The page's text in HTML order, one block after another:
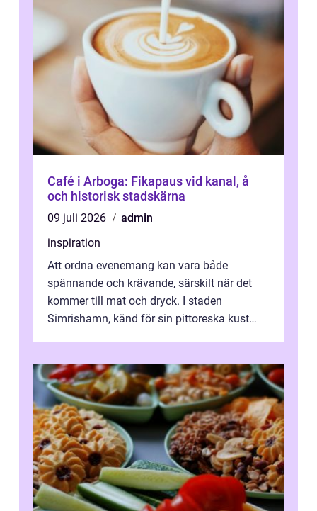
Café i Arboga: Fikapaus vid kanal, å
och historisk stadskärna
09 juli 2026
admin
inspiration
Att ordna evenemang kan vara både
spännande och krävande, särskilt när det
kommer till mat och dryck. I staden
Simrishamn, känd för sin pittoreska kust